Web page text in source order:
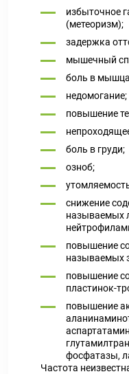
избыточное
(метеоризм);
задержка
мышечный
боль в
недомогание;
повышение
боль в груди;
озноб;
снижение
называемых
повышение
называемых
повышение
пластинок-
повышение
фосфатазы,
Частота